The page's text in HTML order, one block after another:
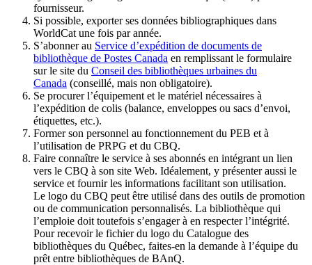
fournisseur.
Si possible, exporter ses données bibliographiques dans
WorldCat une fois par année.
S’abonner au Service d’expédition de documents de
bibliothèque de Postes Canada en remplissant le formulaire
sur le site du Conseil des bibliothèques urbaines du
Canada (conseillé, mais non obligatoire).
Se procurer l’équipement et le matériel nécessaires à
l’expédition de colis (balance, enveloppes ou sacs d’envoi,
étiquettes, etc.).
Former son personnel au fonctionnement du PEB et à
l’utilisation de PRPG et du CBQ.
Faire connaître le service à ses abonnés en intégrant un lien
vers le CBQ à son site Web. Idéalement, y présenter aussi le
service et fournir les informations facilitant son utilisation.
Le logo du CBQ peut être utilisé dans des outils de promotion
ou de communication personnalisés. La bibliothèque qui
l’emploie doit toutefois s’engager à en respecter l’intégrité.
Pour recevoir le fichier du logo du Catalogue des
bibliothèques du Québec, faites-en la demande à l’équipe du
prêt entre bibliothèques de BAnQ.